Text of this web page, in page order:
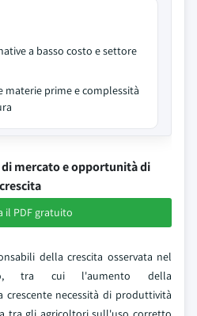
a basso costo e settore
materie prime e complessità
mercato e opportunità di
crescita
il PDF gratuito
della crescita osservata nel
tra cui l'aumento della
crescente necessità di produttività